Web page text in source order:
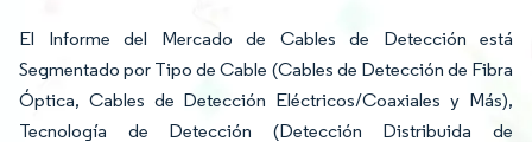
El Informe del Mercado de Cables de Detección está
Segmentado por Tipo de Cable (Cables de Detección de Fibra
Óptica, Cables de Detección Eléctricos/Coaxiales y Más),
Tecnología de Detección (Detección Distribuida de